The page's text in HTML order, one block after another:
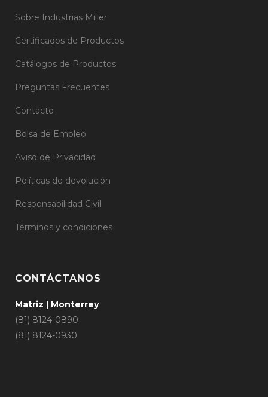
Sobre Industrias Miller
Certificados de Productos
Catálogos de Productos
Preguntas Frecuentes
Contacto
Bolsa de Empleo
Aviso de Privacidad
Políticas de devolución
Responsabilidad Civil
Términos y condiciones
CONTÁCTANOS
Matriz | Monterrey
(81) 8124-0890
(81) 8124-0930